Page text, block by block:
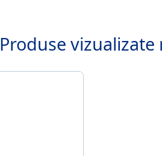
Produse vizualizate